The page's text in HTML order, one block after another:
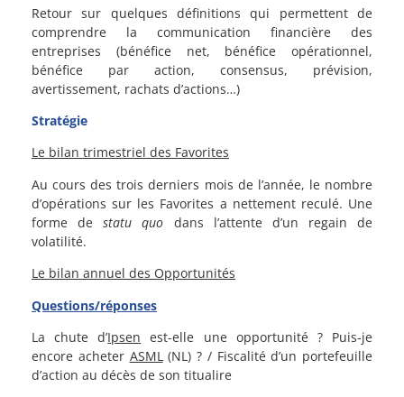
Retour sur quelques définitions qui permettent de
comprendre la communication financière des
entreprises (bénéfice net, bénéfice opérationnel,
bénéfice par action, consensus, prévision,
avertissement, rachats d’actions…)
Stratégie
Le bilan trimestriel des Favorites
Au cours des trois derniers mois de l’année, le nombre
d’opérations sur les Favorites a nettement reculé. Une
forme destatu quo dans l’attente d’un regain de
volatilité.
Le bilan annuel des Opportunités
Questions/réponses
La chute d’Ipsen est-elle une opportunité ? Puis-je
encore acheter ASML(NL) ? / Fiscalité d’un portefeuille
d’action au décès de son titualire